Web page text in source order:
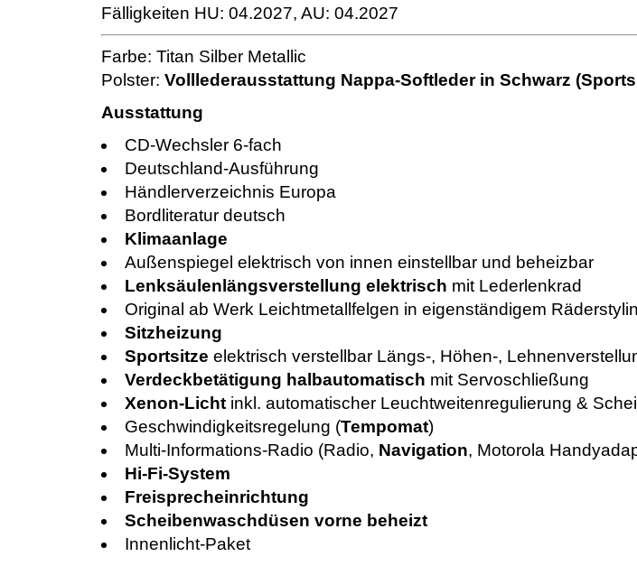
Fälligkeiten HU: 04.2027, AU: 04.2027
Farbe: Titan Silber Metallic
Polster: Volllederausstattung Nappa-Softleder in Schwarz
Ausstattung
CD-Wechsler 6-fach
Deutschland-Ausführung
Händlerverzeichnis Europa
Bordliteratur deutsch
Klimaanlage
Außenspiegel elektrisch von innen einstellbar und beheizbar
Lenksäulenlängsverstellung elektrisch mit Lederlenkrad
Original ab Werk Leichtmetallfelgen in eigenständigem
Sitzheizung
Sportsitzeelektrisch verstellbar Längs-, Höhen-,
Verdeckbetätigung halbautomatisch mit Servoschließung
Xenon-Licht inkl. automatischer Leuchtweitenregulierung &
Geschwindigkeitsregelung (Tempomat)
Multi-Informations-Radio (Radio, Navigation, Motorola
Hi-Fi-System
Freisprecheinrichtung
Scheibenwaschdüsen vorne beheizt
Innenlicht-Paket